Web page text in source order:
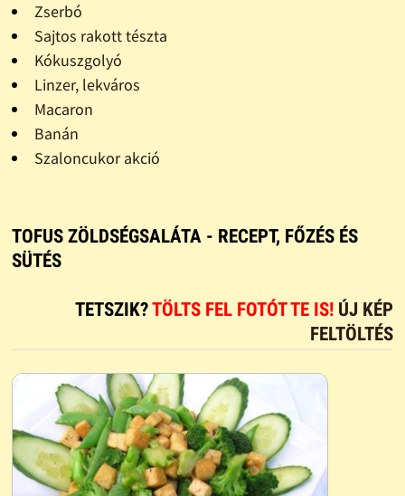
Zserbó
Sajtos rakott tészta
Kókuszgolyó
Linzer, lekváros
Macaron
Banán
Szaloncukor akció
TOFUS ZÖLDSÉGSALÁTA - RECEPT, FŐZÉS ÉS
SÜTÉS
TETSZIK?TÖLTS FEL FOTÓT TE IS! ÚJ KÉP
FELTÖLTÉS